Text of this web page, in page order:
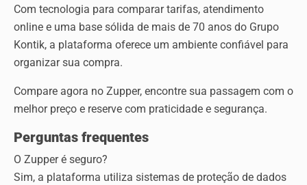
Com tecnologia para comparar tarifas, atendimento
online e uma base sólida de mais de 70 anos do Grupo
Kontik, a plataforma oferece um ambiente confiável para
organizar sua compra.
Compare agora no Zupper, encontre sua passagem com o
melhor preço e reserve com praticidade e segurança.
Perguntas frequentes
O Zupper é seguro?
Sim, a plataforma utiliza sistemas de proteção de dados